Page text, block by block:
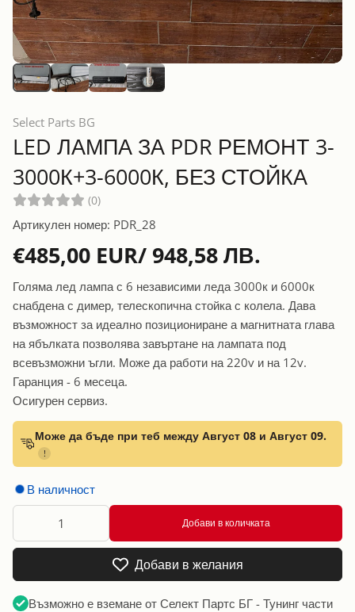
Select Parts BG
LED ЛАМПА ЗА PDR РЕМОНТ 3-
3000К+3-6000К, БЕЗ СТОЙКА
(0)
Артикулен номер: PDR_28
€485,00 EUR/ 948,58 ЛВ.
Голяма лед лампа с 6 независими леда 3000к и 6000к
снабдена с димер, телескопична стойка с колела. Дава
възможност за идеално позициониране а магнитната глава
на ябълката позволява завъртане на лампата под
всевъзможни ъгли. Може да работи на 220v и на 12v.
Гаранция - 6 месеца.
Осигурен сервиз.
Може да бъде при теб между Август 08 и Август 09.
!
В наличност
Добави в количката
Добави в желания
Възможно е вземане отСелект Партс БГ - Тунинг части